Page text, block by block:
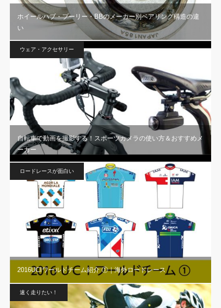
ホイールハブ・プーリー・BBのメーカー別ベアリング構造の違
い
ウェア・アクセサリー
自転車で動画を撮影する！スポーツカメラの使い方＆おすすめメ
ーカー
ロードレースが面白い
2016UCIワールドチーム紹介 ①｜海外ロードレース
速く走りたい！